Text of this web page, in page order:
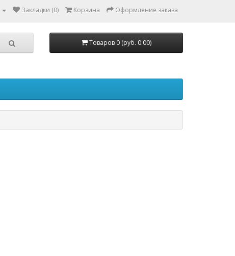
Закладки (0) Корзина Оформление заказа
Товаров 0 (руб. 0.00)